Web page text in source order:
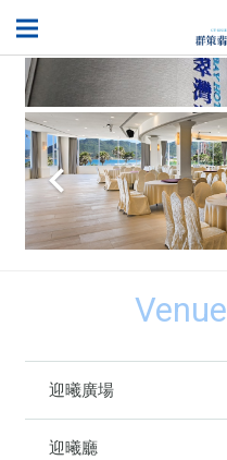
Venue
迎曦廣場
迎曦廳